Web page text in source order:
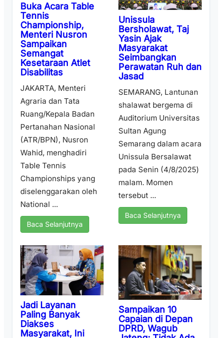
Buka Acara Table
Tennis
Championship,
Menteri Nusron
Sampaikan
Semangat
Kesetaraan Atlet
Disabilitas
JAKARTA, Menteri
Agraria dan Tata
Ruang/Kepala Badan
Pertanahan Nasional
(ATR/BPN), Nusron
Wahid, menghadiri
Table Tennis
Championships yang
diselenggarakan oleh
National ...
Baca Selanjutnya
Unissula
Bersholawat, Taj
Yasin Ajak
Masyarakat
Seimbangkan
Perawatan Ruh dan
Jasad
SEMARANG, Lantunan
shalawat bergema di
Auditorium Universitas
Sultan Agung
Semarang dalam acara
Unissula Bersalawat
pada Senin (4/8/2025)
malam. Momen
tersebut ...
Baca Selanjutnya
Jadi Layanan
Paling Banyak
Diakses
Masyarakat, Ini
Sampaikan 10
Capaian di Depan
DPRD, Wagub